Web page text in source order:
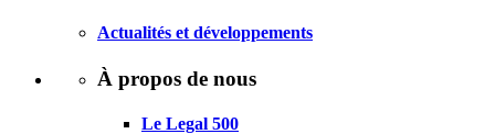
Actualités et développements
À propos de nous
Le Legal 500